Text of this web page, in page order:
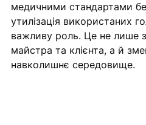
медичними стандартами
утилізація використаних
важливу роль. Це не лише
майстра та клієнта, а й
навколишнє середовище.